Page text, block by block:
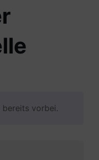
bereits vorbei.